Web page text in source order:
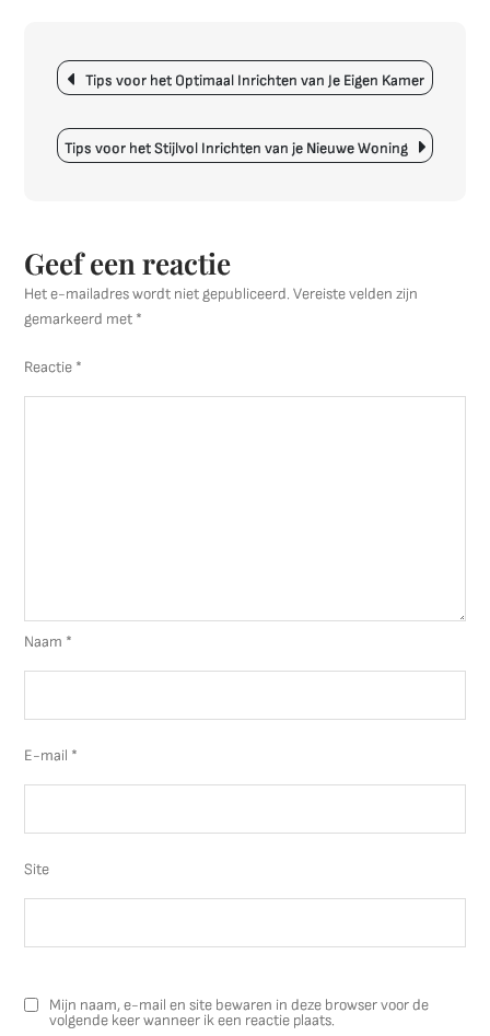
Berichtnavigatie
Tips voor het Optimaal Inrichten van Je Eigen Kamer
Tips voor het Stijlvol Inrichten van je Nieuwe Woning
Geef een reactie
Het e-mailadres wordt niet gepubliceerd. Vereiste velden zijn
gemarkeerd met *
Reactie *
Naam *
E-mail *
Site
Mijn naam, e-mail en site bewaren in deze browser voor de
volgende keer wanneer ik een reactie plaats.